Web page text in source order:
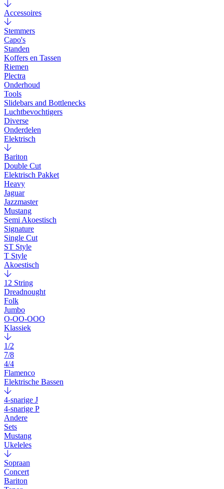
Accessoires
Stemmers
Capo's
Standen
Koffers en Tassen
Riemen
Plectra
Onderhoud
Tools
Slidebars and Bottlenecks
Luchtbevochtigers
Diverse
Onderdelen
Elektrisch
Bariton
Double Cut
Elektrisch Pakket
Heavy
Jaguar
Jazzmaster
Mustang
Semi Akoestisch
Signature
Single Cut
ST Style
T Style
Akoestisch
12 String
Dreadnought
Folk
Jumbo
O-OO-OOO
Klassiek
1/2
7/8
4/4
Flamenco
Elektrische Bassen
4-snarige J
4-snarige P
Andere
Sets
Mustang
Ukeleles
Sopraan
Concert
Bariton